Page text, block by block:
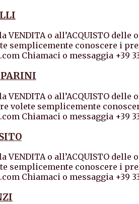
VENDITA o all’ACQUISTO
semplicemente conoscere i
Chiamaci o messaggia +39
VENDITA o all’ACQUISTO
volete semplicemente
Chiamaci o messaggia +39
VENDITA o all’ACQUISTO
semplicemente conoscere i
Chiamaci o messaggia +39